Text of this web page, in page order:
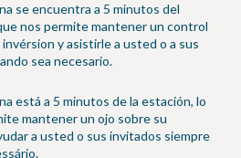
se encuentra a 5 minutos del
nos permite mantener un control
y asistirle a usted o a sus
sea necesario.
está a 5 minutos de la estación, lo
mantener un ojo sobre su
a usted o sus invitados siempre